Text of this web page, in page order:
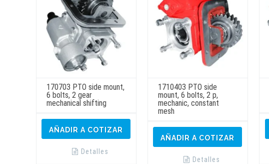
170703 PTO side mount,
6 bolts, 2 gear
mechanical shifting
AÑADIR A COTIZAR
Detalles
1710403 PTO side
mount, 6 bolts, 2 p,
mechanic, constant
mesh
AÑADIR A COTIZAR
Detalles